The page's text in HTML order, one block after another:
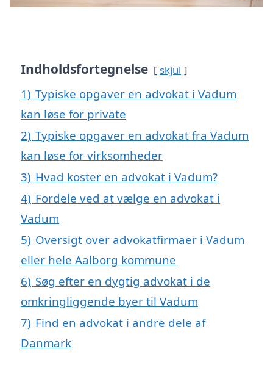
Indholdsfortegnelse skjul
1) Typiske opgaver en advokat i Vadum
kan løse for private
2) Typiske opgaver en advokat fra Vadum
kan løse for virksomheder
3) Hvad koster en advokat i Vadum?
4) Fordele ved at vælge en advokat i
Vadum
5) Oversigt over advokatfirmaer i Vadum
eller hele Aalborg kommune
6) Søg efter en dygtig advokat i de
omkringliggende byer til Vadum
7) Find en advokat i andre dele af
Danmark